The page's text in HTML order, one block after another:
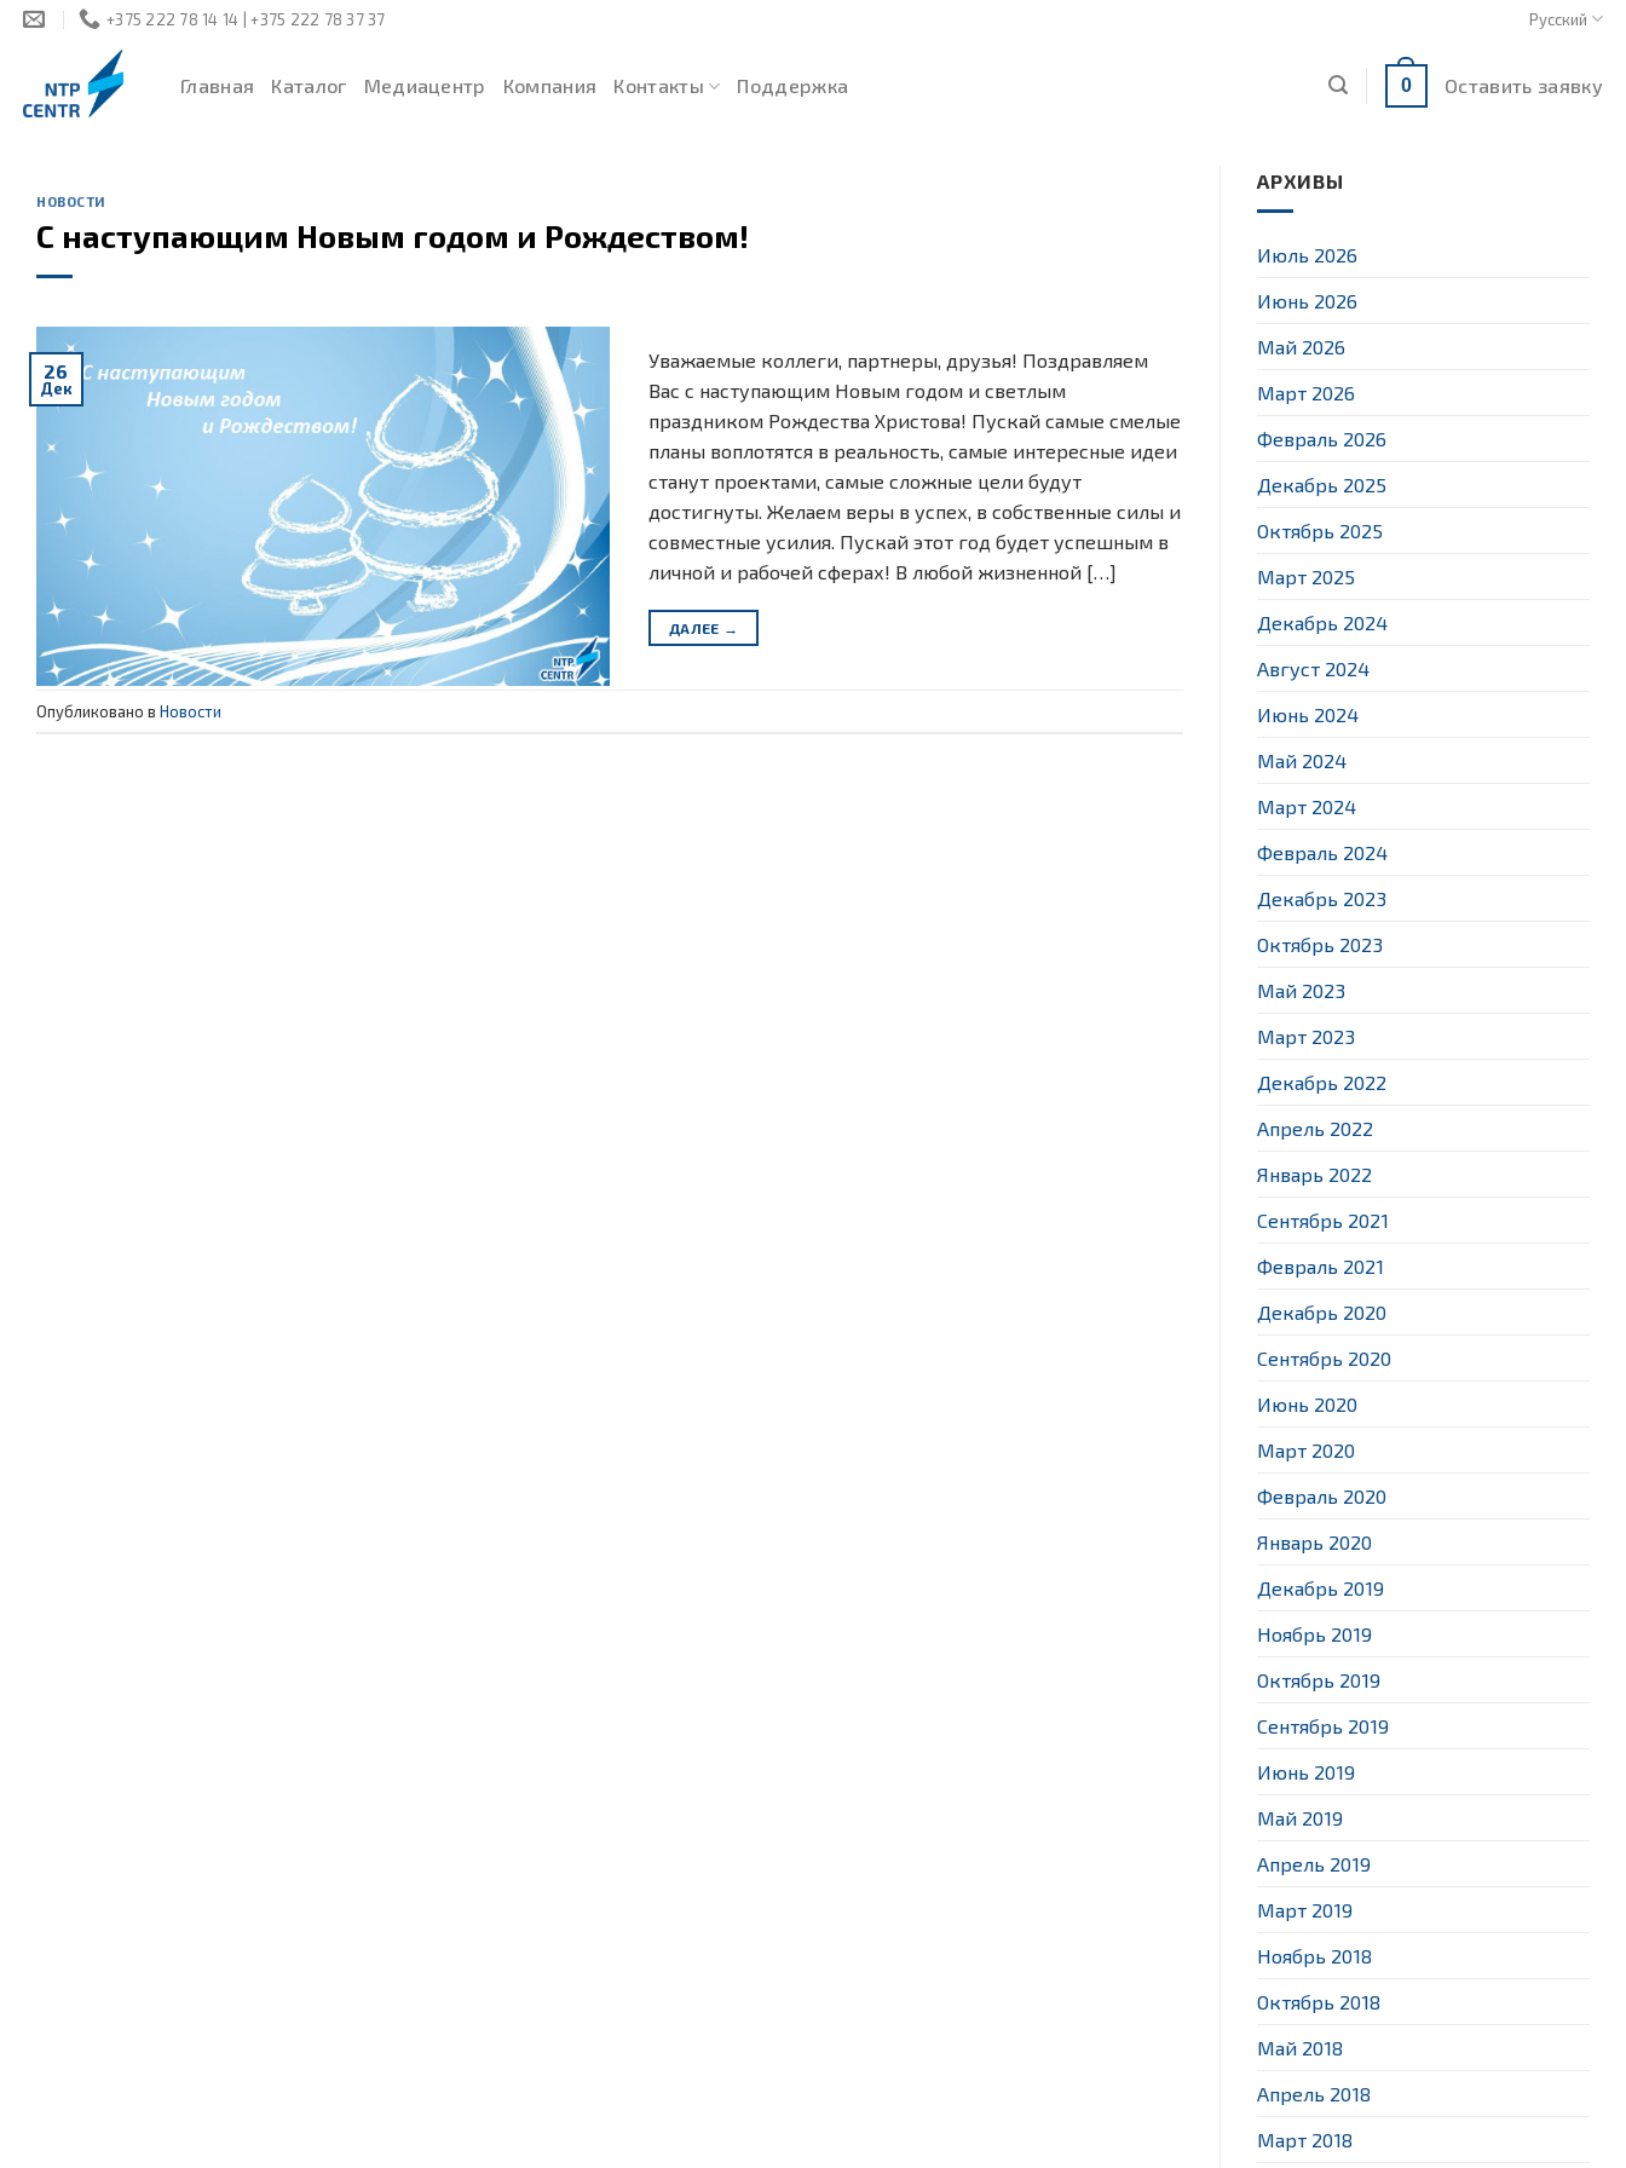
Skip
+375 222 78 14 14 | +375 222 78 37 37 Русский
Главная Каталог Медиацентр Компания Контакты Поддержка 0 Оставить заявку
НОВОСТИ
С наступающим Новым годом и Рождеством!
26
Дек
Уважаемые коллеги, партнеры, друзья! Поздравляем
Вас с наступающим Новым годом и светлым
праздником Рождества Христова! Пускай самые смелые
планы воплотятся в реальность, самые интересные идеи
станут проектами, самые сложные цели будут
достигнуты. Желаем веры в успех, в собственные силы и
совместные усилия. Пускай этот год будет успешным в
личной и рабочей сферах! В любой жизненной […]
ДАЛЕЕ →
Опубликовано в Новости
АРХИВЫ
Июль 2026
Июнь 2026
Май 2026
Март 2026
Февраль 2026
Декабрь 2025
Октябрь 2025
Март 2025
Декабрь 2024
Август 2024
Июнь 2024
Май 2024
Март 2024
Февраль 2024
Декабрь 2023
Октябрь 2023
Май 2023
Март 2023
Декабрь 2022
Апрель 2022
Январь 2022
Сентябрь 2021
Февраль 2021
Декабрь 2020
Сентябрь 2020
Июнь 2020
Март 2020
Февраль 2020
Январь 2020
Декабрь 2019
Ноябрь 2019
Октябрь 2019
Сентябрь 2019
Июнь 2019
Май 2019
Апрель 2019
Март 2019
Ноябрь 2018
Октябрь 2018
Май 2018
Апрель 2018
Март 2018